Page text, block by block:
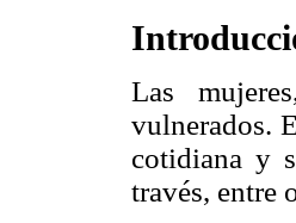
Las
vulnerados.
cotidiana y
través, entre